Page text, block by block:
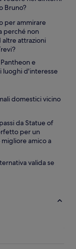
Bruno?
per ammirare
perché non
attrazioni
e
luoghi d'interesse
domestici vicino
da Statue of
per un
amico a
valida se